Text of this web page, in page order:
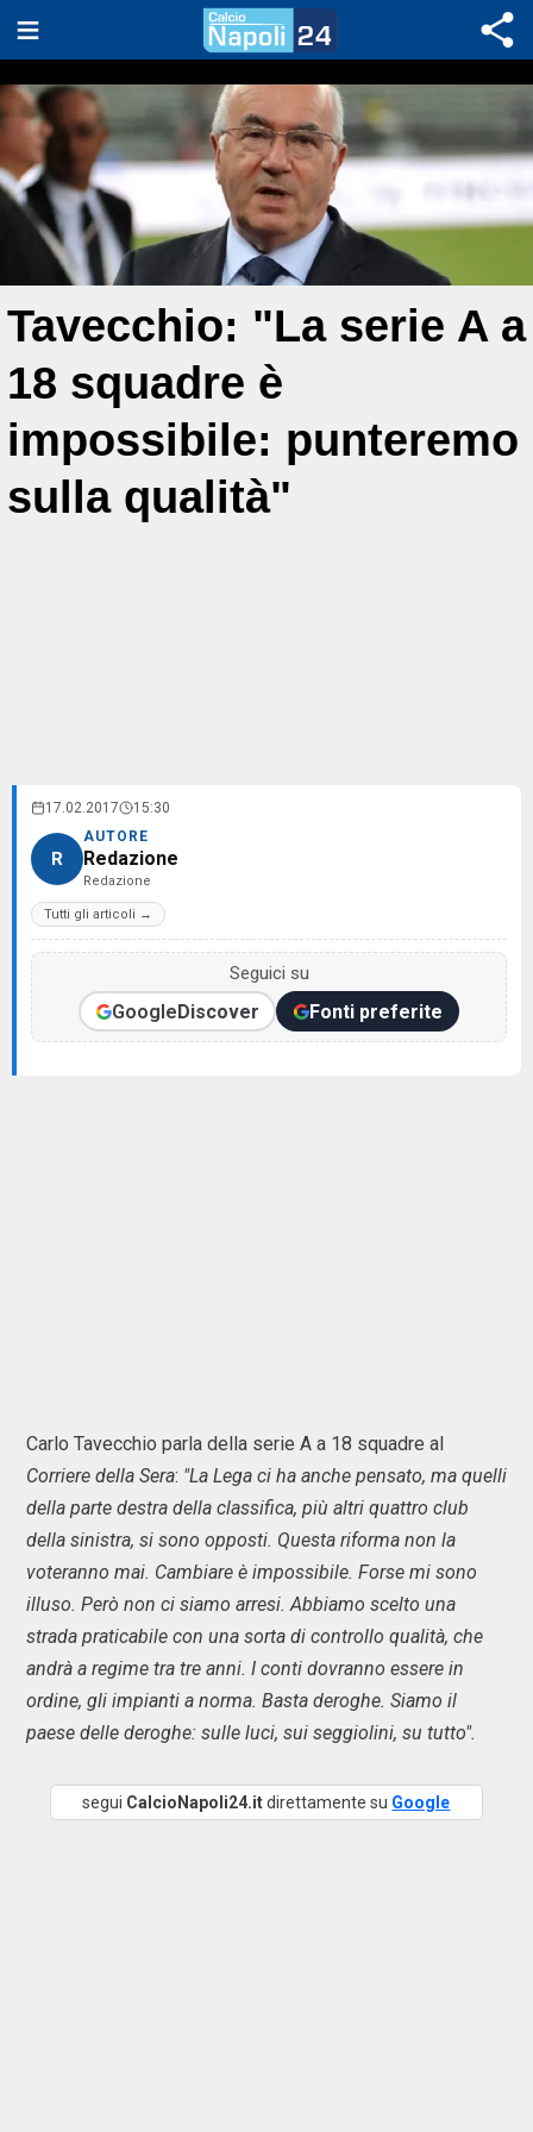
Tavecchio: "La serie A a
18 squadre è
impossibile: punteremo
sulla qualità"
17.02.2017 15:30
R
AUTORE
Redazione
Redazione
Tutti gli articoli →
Seguici su
GoogleDiscover Fonti preferite
Carlo Tavecchio parla della serie A a 18 squadre al
Corriere della Sera: "La Lega ci ha anche pensato, ma quelli
della parte destra della classifica, più altri quattro club
della sinistra, si sono opposti. Questa riforma non la
voteranno mai. Cambiare è impossibile. Forse mi sono
illuso. Però non ci siamo arresi. Abbiamo scelto una
strada praticabile con una sorta di controllo qualità, che
andrà a regime tra tre anni. I conti dovranno essere in
ordine, gli impianti a norma. Basta deroghe. Siamo il
paese delle deroghe: sulle luci, sui seggiolini, su tutto".
segui CalcioNapoli24.itdirettamente su Google